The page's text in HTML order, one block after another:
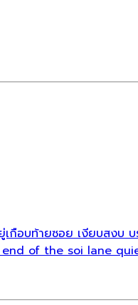
กือบท้ายซอย เงียบสง
of the soi lane